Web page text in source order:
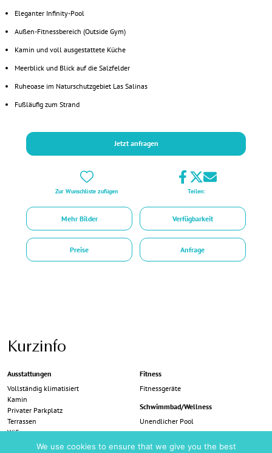
Eleganter Infinity-Pool
Außen-Fitnessbereich (Outside Gym)
Kamin und voll ausgestattete Küche
Meerblick und Blick auf die Salzfelder
Ruheoase im Naturschutzgebiet Las Salinas
Fußläufig zum Strand
Jetzt anfragen
Zur Wunschliste zufügen Teilen:
Mehr Bilder Verfügbarkeit
Preise Anfrage
Kurzinfo
Ausstattungen
Vollständig klimatisiert
Kamin
Privater Parkplatz
Terrassen
Wifi
Fitness
Fitnessgeräte
Schwimmbad/Wellness
Unendlicher Pool
We use cookies to ensure that we give you the best